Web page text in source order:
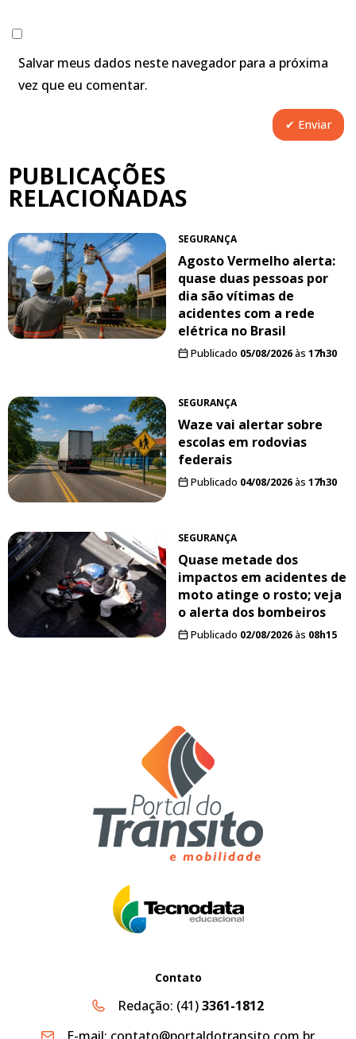
Salvar meus dados neste navegador para a próxima
vez que eu comentar.
PUBLICAÇÕES
RELACIONADAS
SEGURANÇA
Agosto Vermelho alerta:
quase duas pessoas por
dia são vítimas de
acidentes com a rede
elétrica no Brasil
Publicado 05/08/2026às 17h30
SEGURANÇA
Waze vai alertar sobre
escolas em rodovias
federais
Publicado 04/08/2026às 17h30
SEGURANÇA
Quase metade dos
impactos em acidentes de
moto atinge o rosto; veja
o alerta dos bombeiros
Publicado 02/08/2026às 08h15
Contato
Redação: (41)3361-1812